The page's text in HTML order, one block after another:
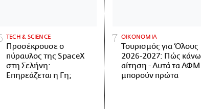
ΤECH & SCIENCE
Προσέκρουσε ο
πύραυλος της SpaceX
στη Σελήνη:
Επηρεάζεται η Γη;
ΟΙΚΟΝΟΜΙΑ
Τουρισμός για Όλους
2026-2027: Πώς κάνω
αίτηση - Αυτά τα ΑΦΜ
μπορούν πρώτα